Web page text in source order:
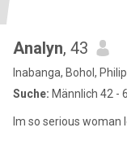
Analyn, 43
Inabanga, Bohol,
Suche: Männlich 42 -
Im so serious woman